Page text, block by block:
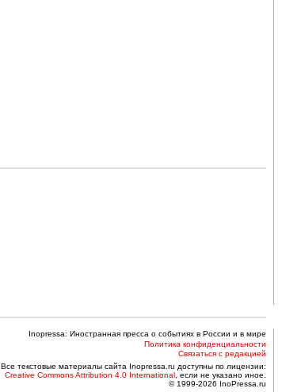
Inopressa: Иностранная пресса о событиях в России и в мире
Политика конфиденциальности
Связаться с редакцией
Все текстовые материалы сайта Inopressa.ru доступны по лицензии:
Creative Commons Attribution 4.0 International , если не указано иное.
© 1999-2026 InoPressa.ru